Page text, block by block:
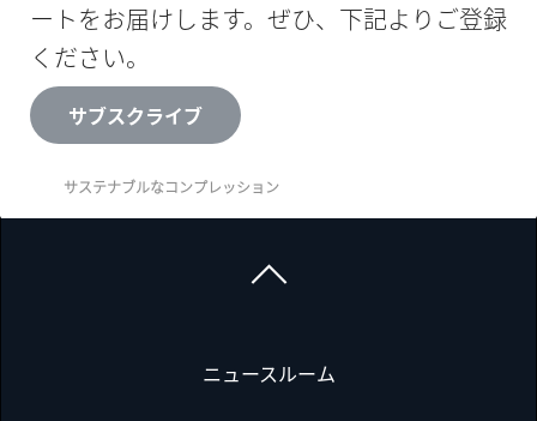
ートをお届けします。ぜひ、下記よりご登録
ください。
サブスクライブ
サステナブルなコンプレッション
ニュースルーム